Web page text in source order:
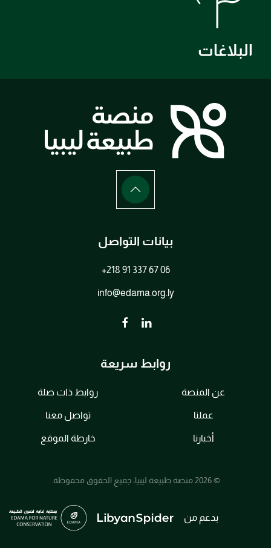
البلاغات
بيانات التواصل
+218 91 337 67 06
info@edama.org.ly
روابط سريعة
عن المنصة
عملنا
أخبارنا
روابط ذات صلة
تواصل معنا
خارطة الموقع
© 2026 منصة طبيعة ليبيا، جميع الحقوق محفوظة.
بدعم من